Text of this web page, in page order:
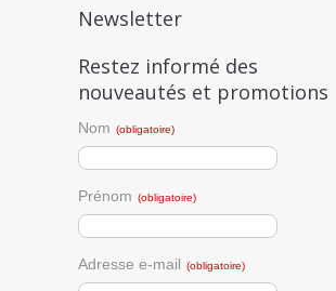
Newsletter
Restez informé des
nouveautés et promotions
Nom (obligatoire)
Prénom (obligatoire)
Adresse e-mail (obligatoire)